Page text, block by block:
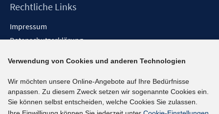
Rechtliche Links
Impressum
Datenschutzerklärung
Barrieren melden
Social-Media-Kanäle
BlueSky
Verwendung von Cookies und anderen Technologien
Wir möchten unsere Online-Angebote auf Ihre Bedürfnisse
anpassen. Zu diesem Zweck setzen wir sogenannte Cookies ein.
Sie können selbst entscheiden, welche Cookies Sie zulassen.